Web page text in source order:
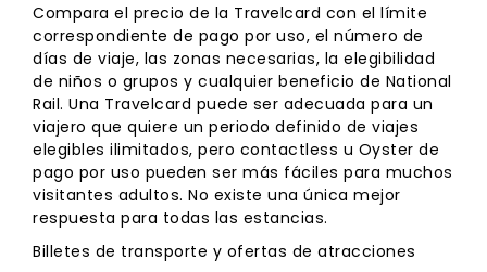
Compara el precio de la Travelcard con el límite
correspondiente de pago por uso, el número de
días de viaje, las zonas necesarias, la elegibilidad
de niños o grupos y cualquier beneficio de National
Rail. Una Travelcard puede ser adecuada para un
viajero que quiere un periodo definido de viajes
elegibles ilimitados, pero contactless u Oyster de
pago por uso pueden ser más fáciles para muchos
visitantes adultos. No existe una única mejor
respuesta para todas las estancias.
Billetes de transporte y ofertas de atracciones